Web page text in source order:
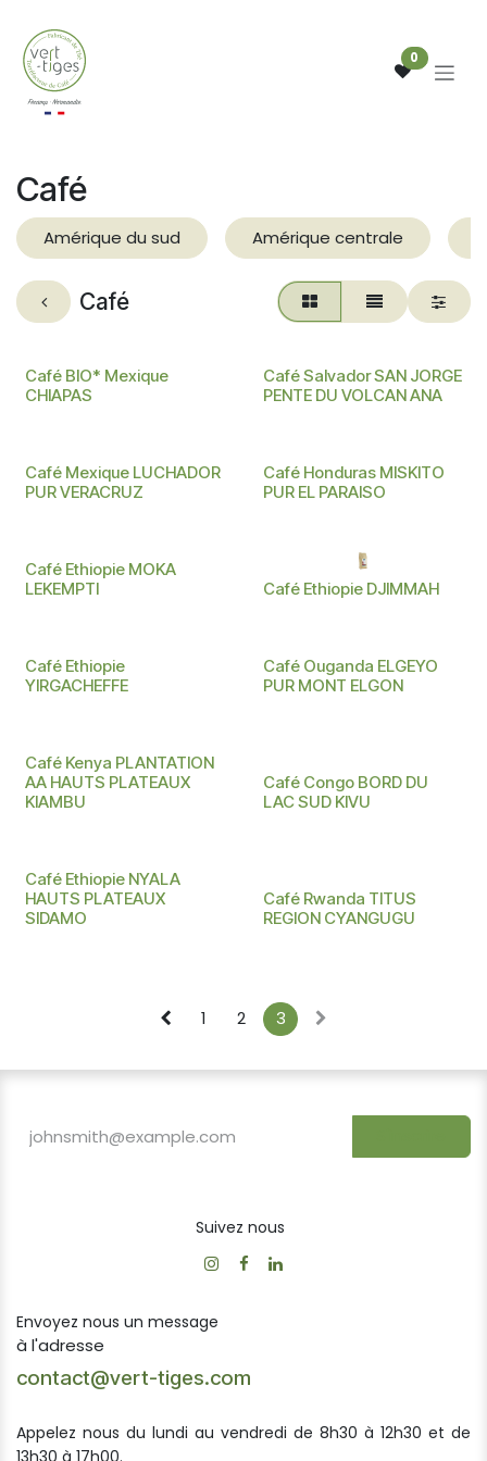
0
Café
Amérique du sud Amérique centrale
Café
BIO
Café BIO* Mexique
CHIAPAS
Café Salvador SAN JORGE
PENTE DU VOLCAN ANA
Café Mexique LUCHADOR
PUR VERACRUZ
Café Honduras MISKITO
PUR EL PARAISO
Café Ethiopie MOKA
LEKEMPTI
Café Ethiopie DJIMMAH
Café Ethiopie
YIRGACHEFFE
Café Ouganda ELGEYO
PUR MONT ELGON
Café Kenya PLANTATION
AA HAUTS PLATEAUX
KIAMBU
Café Congo BORD DU
LAC SUD KIVU
Café Ethiopie NYALA
HAUTS PLATEAUX
SIDAMO
Café Rwanda TITUS
REGION CYANGUGU
1 2 3
Suivez nous
Envoyez nous un message
à l'adresse
contact@vert-tiges.com
Appelez nous du lundi au vendredi de 8h30 à 12h30 et de